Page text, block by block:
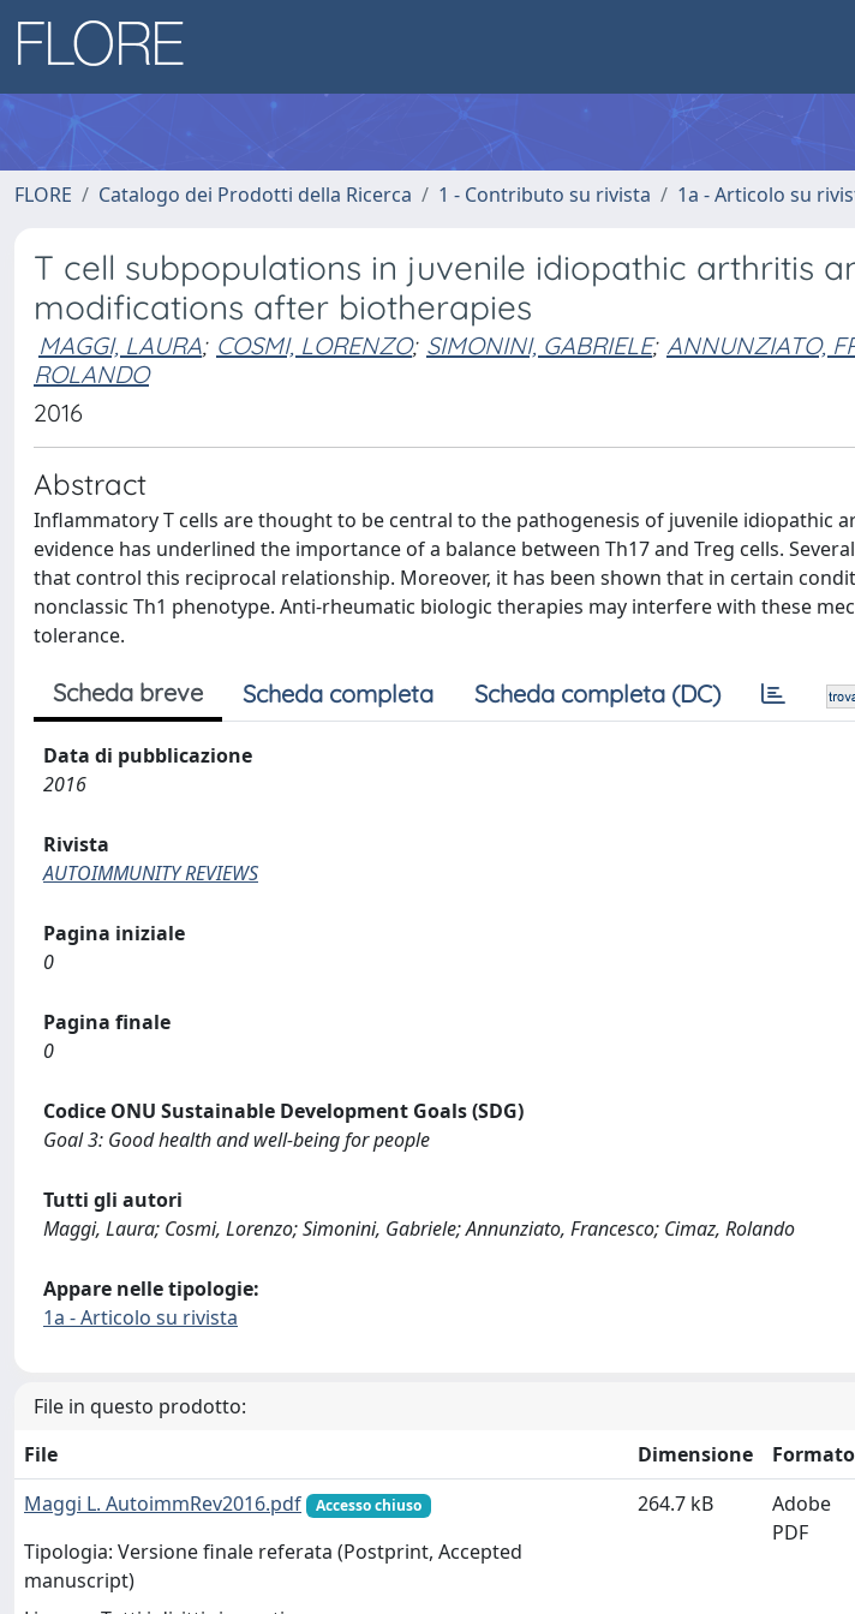
FLORE Catalogo dei Prodotti della Ricerca 1 - Contributo su rivista 1a - Articolo su
T cell subpopulations in juvenile idiopathic arthritis
modifications after biotherapies
MAGGI, LAURA; COSMI, LORENZO; SIMONINI, GABRIELE; ANNUNZIATO,
ROLANDO
2016
Abstract
Inflammatory T cells are thought to be central to the pathogenesis of juvenile idiopathic
evidence has underlined the importance of a balance between Th17 and Treg cells.
that control this reciprocal relationship. Moreover, it has been shown that in certain
nonclassic Th1 phenotype. Anti-rheumatic biologic therapies may interfere with these
tolerance.
Scheda breve Scheda completa Scheda completa (DC)
Data di pubblicazione
2016
Rivista
AUTOIMMUNITY REVIEWS
Pagina iniziale
0
Pagina finale
0
Codice ONU Sustainable Development Goals (SDG)
Goal 3: Good health and well-being for people
Tutti gli autori
Maggi, Laura; Cosmi, Lorenzo; Simonini, Gabriele; Annunziato, Francesco; Cimaz, Rolando
Appare nelle tipologie:
1a - Articolo su rivista
File in questo prodotto:
File
Dimensione
Formato
Maggi L. AutoimmRev2016.pdf
Accesso chiuso
Tipologia: Versione finale referata (Postprint, Accepted
manuscript)
264.7 kB
Adobe
PDF